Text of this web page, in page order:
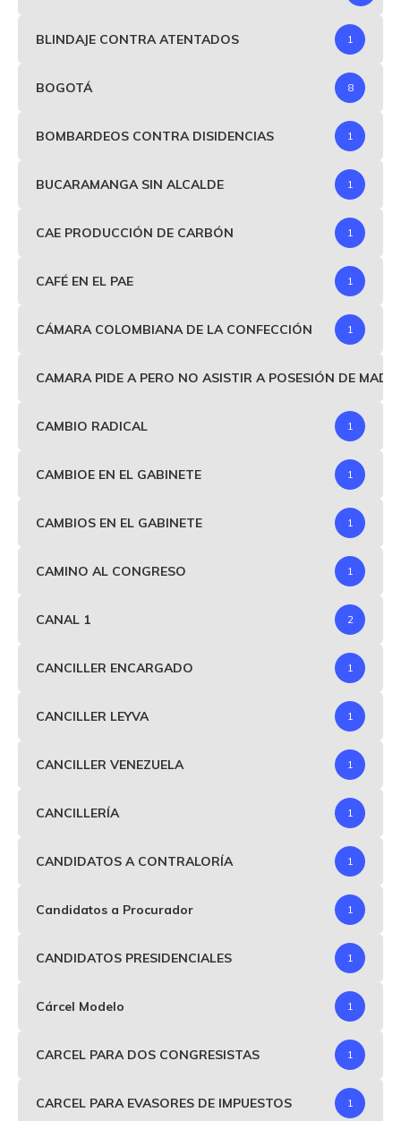
BLINDAJE CONTRA ATENTADOS 1
BOGOTÁ 8
BOMBARDEOS CONTRA DISIDENCIAS 1
BUCARAMANGA SIN ALCALDE 1
CAE PRODUCCIÓN DE CARBÓN 1
CAFÉ EN EL PAE 1
CÁMARA COLOMBIANA DE LA CONFECCIÓN 1
CAMARA PIDE A PERO NO ASISTIR A POSESIÓN DE
CAMBIO RADICAL 1
CAMBIOE EN EL GABINETE 1
CAMBIOS EN EL GABINETE 1
CAMINO AL CONGRESO 1
CANAL 1 2
CANCILLER ENCARGADO 1
CANCILLER LEYVA 1
CANCILLER VENEZUELA 1
CANCILLERÍA 1
CANDIDATOS A CONTRALORÍA 1
Candidatos a Procurador 1
CANDIDATOS PRESIDENCIALES 1
Cárcel Modelo 1
CARCEL PARA DOS CONGRESISTAS 1
CARCEL PARA EVASORES DE IMPUESTOS 1